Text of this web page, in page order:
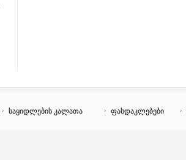
საყიდლების კალათა ფასდაკლებები